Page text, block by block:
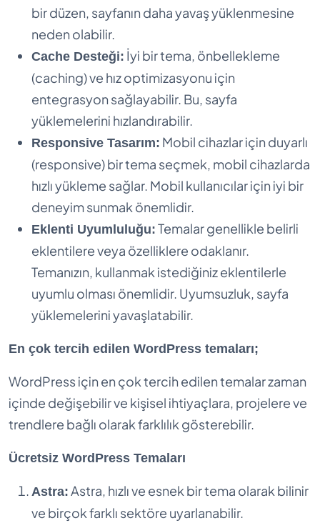
bir düzen, sayfanın daha yavaş yüklenmesine
neden olabilir.
Cache Desteği: İyi bir tema, önbellekleme
(caching) ve hız optimizasyonu için
entegrasyon sağlayabilir. Bu, sayfa
yüklemelerini hızlandırabilir.
Responsive Tasarım: Mobil cihazlar için duyarlı
(responsive) bir tema seçmek, mobil cihazlarda
hızlı yükleme sağlar. Mobil kullanıcılar için iyi bir
deneyim sunmak önemlidir.
Eklenti Uyumluluğu: Temalar genellikle belirli
eklentilere veya özelliklere odaklanır.
Temanızın, kullanmak istediğiniz eklentilerle
uyumlu olması önemlidir. Uyumsuzluk, sayfa
yüklemelerini yavaşlatabilir.
En çok tercih edilen WordPress temaları;
WordPress için en çok tercih edilen temalar zaman
içinde değişebilir ve kişisel ihtiyaçlara, projelere ve
trendlere bağlı olarak farklılık gösterebilir.
Ücretsiz WordPress Temaları
Astra: Astra, hızlı ve esnek bir tema olarak bilinir
ve birçok farklı sektöre uyarlanabilir.